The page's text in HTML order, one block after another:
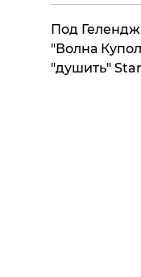
Под
"Волна
"душить"